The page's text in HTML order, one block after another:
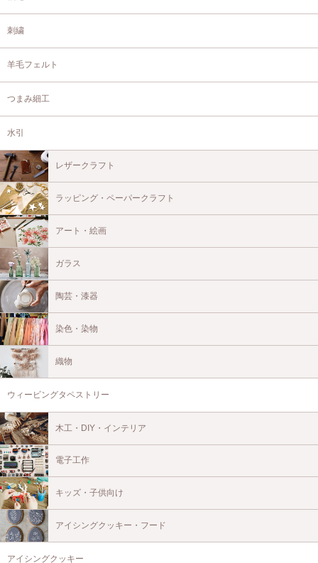
刺繍
羊毛フェルト
つまみ細工
水引
レザークラフト
ラッピング・ペーパークラフト
アート・絵画
ガラス
陶芸・漆器
染色・染物
織物
ウィービングタペストリー
木工・DIY・インテリア
電子工作
キッズ・子供向け
アイシングクッキー・フード
アイシングクッキー